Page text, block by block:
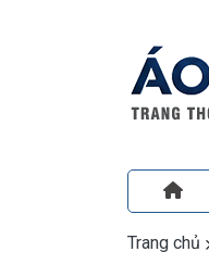
Trang chủ